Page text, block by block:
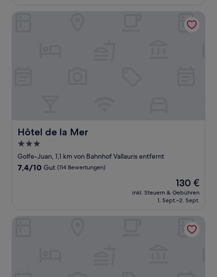
Bewertungen)
Hôtel de la Mer
Hôtel de la Mer
3.0-
Sterne-
Unterkunft
Golfe-Juan, 1,1 km von Bahnhof Vallauris entfernt
7.4
7,4/10 Gut (114 Bewertungen)
Der
Preis
beträgt
130 €
inkl. Steuern & Gebühren
1. Sept.–2. Sept.